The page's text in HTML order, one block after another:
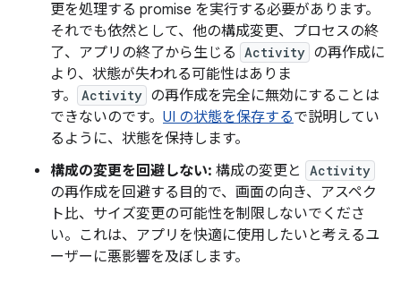
更を処理する promise を実行する必要があります。
それでも依然として、他の構成変更、プロセスの終
了、アプリの終了から生じる Activity の再作成に
より、状態が失われる可能性はありま
す。
Activity の再作成を完全に無効にすることは
できないのです。 UI の状態を保存するで説明してい
るように、状態を保持します。
構成の変更を回避しない: 構成の変更と Activity
の再作成を回避する目的で、画面の向き、アスペク
ト比、サイズ変更の可能性を制限しないでくださ
い。これは、アプリを快適に使用したいと考えるユ
ーザーに悪影響を及ぼします。